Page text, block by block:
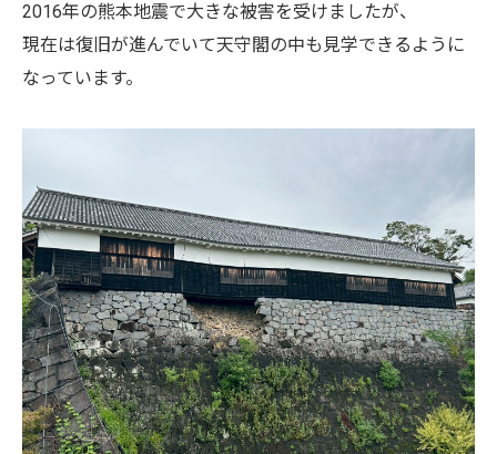
2016年の熊本地震で大きな被害を受けましたが、
現在は復旧が進んでいて天守閣の中も見学できるように
なっています。